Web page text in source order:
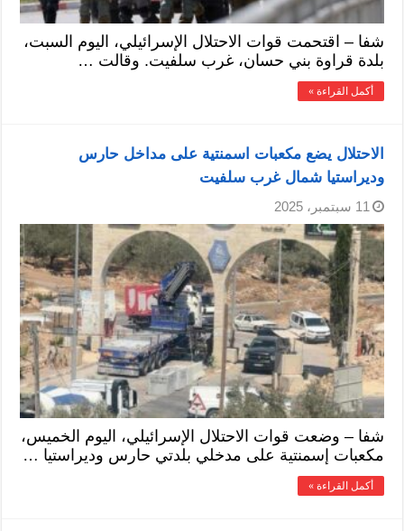
شفا – اقتحمت قوات الاحتلال الإسرائيلي، اليوم السبت،
بلدة قراوة بني حسان، غرب سلفيت. وقالت …
أكمل القراءة »
الاحتلال يضع مكعبات اسمنتية على مداخل حارس
وديراستيا شمال غرب سلفيت
11 سبتمبر، 2025
شفا – وضعت قوات الاحتلال الإسرائيلي، اليوم الخميس،
مكعبات إسمنتية على مدخلي بلدتي حارس وديراستيا …
أكمل القراءة »